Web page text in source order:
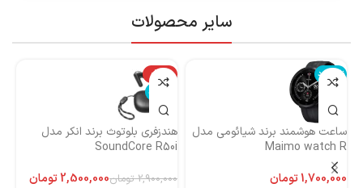
سایر محصولات
ناموجود
ساعت هوشمند برند شیائومی مدل
Maimo watch R
تومان
-14%
ناموجود
هندزفری بلوتوث برند انکر مدل
SoundCore R50i
2,900,000 تومان2,500,000تومان